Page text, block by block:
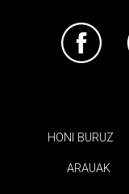
HONI BURUZ
ARAUAK